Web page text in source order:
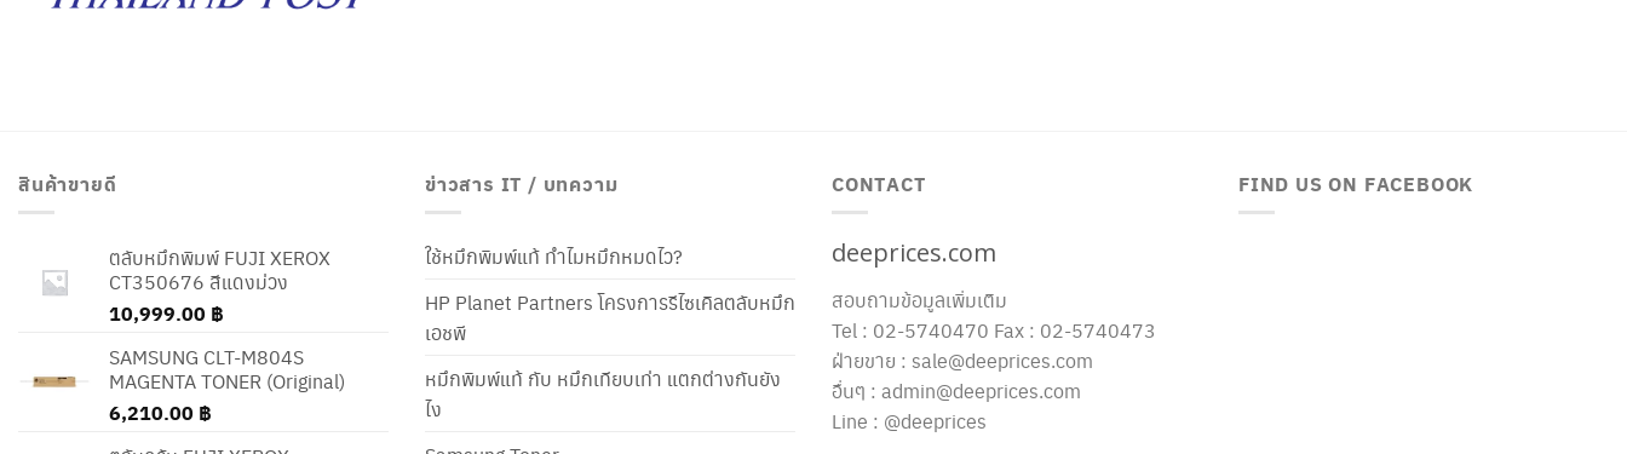
สินค้าขายดี
ตลับหมึกพิมพ์ FUJI XEROX
CT350676 สีแดงม่วง
10,999.00 ฿
SAMSUNG CLT-M804S
MAGENTA TONER (Original)
6,210.00 ฿
ข่าวสาร IT / บทความ
ใช้หมึกพิมพ์แท้ ทำไมหมึกหมดไว?
HP Planet Partners โครงการรีไซเคิลตลับหมึก
เอชพี
หมึกพิมพ์แท้ กับ หมึกเทียบเท่า แตกต่างกันยัง
ไง
CONTACT
deeprices.com
สอบถามข้อมูลเพิ่มเติม
Tel : 02-5740470 Fax : 02-5740473
ฝ่ายขาย : sale@deeprices.com
อื่นๆ : admin@deeprices.com
Line : @deeprices
FIND US ON FACEBOOK